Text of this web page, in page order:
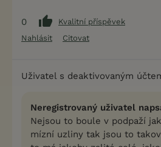
0
Kvalitní příspěvek
Nahlásit
Citovat
Uživatel s deaktivovaným
Neregistrovaný uživatel
Nejsou to boule v podpaží
mízní uzliny tak jsou to